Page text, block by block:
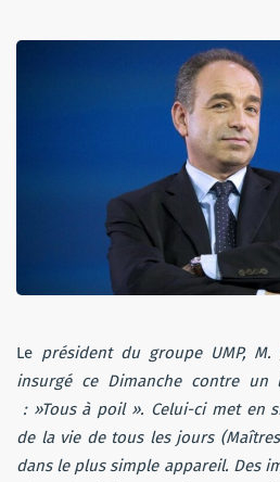
Le président du groupe UMP, M.
insurgé ce Dimanche contre un
: »Tous à poil ». Celui-ci met en
de la vie de tous les jours
dans le plus simple appareil. Des